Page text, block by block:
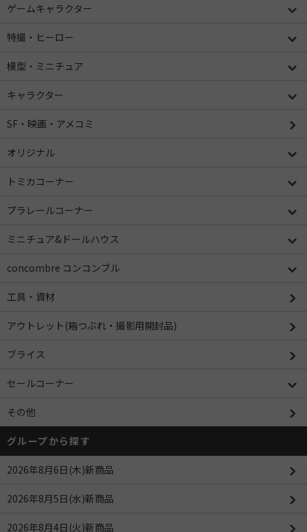
ゲームキャラクター
特撮・ヒーロー
模型・ミニチュア
キャラクター
SF・映画・アメコミ
オリジナル
トミカコーナー
プラレールコーナー
ミニチュア&ドールハウス
concombre コンコンブル
工具・資材
アウトレット(箱つぶれ・撮影用開封品)
ブライス
セールコーナー
その他
グループから探す
2026年8月6日(木)新商品
2026年8月5日(水)新商品
2026年8月4日(火)新商品